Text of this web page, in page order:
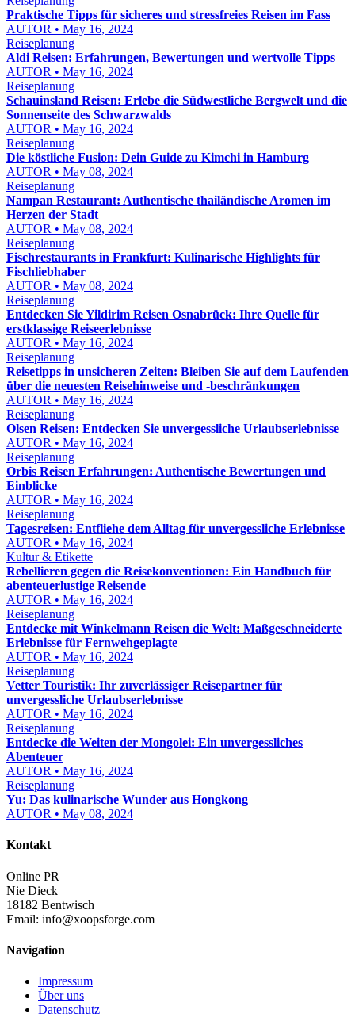
Praktische Tipps für sicheres und stressfreies Reisen im Fass
AUTOR • May 16, 2024
Reiseplanung
Aldi Reisen: Erfahrungen, Bewertungen und wertvolle Tipps
AUTOR • May 16, 2024
Reiseplanung
Schauinsland Reisen: Erlebe die Südwestliche Bergwelt und die
Sonnenseite des Schwarzwalds
AUTOR • May 16, 2024
Reiseplanung
Die köstliche Fusion: Dein Guide zu Kimchi in Hamburg
AUTOR • May 08, 2024
Reiseplanung
Nampan Restaurant: Authentische thailändische Aromen im
Herzen der Stadt
AUTOR • May 08, 2024
Reiseplanung
Fischrestaurants in Frankfurt: Kulinarische Highlights für
Fischliebhaber
AUTOR • May 08, 2024
Reiseplanung
Entdecken Sie Yildirim Reisen Osnabrück: Ihre Quelle für
erstklassige Reiseerlebnisse
AUTOR • May 16, 2024
Reiseplanung
Reisetipps in unsicheren Zeiten: Bleiben Sie auf dem Laufenden
über die neuesten Reisehinweise und -beschränkungen
AUTOR • May 16, 2024
Reiseplanung
Olsen Reisen: Entdecken Sie unvergessliche Urlaubserlebnisse
AUTOR • May 16, 2024
Reiseplanung
Orbis Reisen Erfahrungen: Authentische Bewertungen und
Einblicke
AUTOR • May 16, 2024
Reiseplanung
Tagesreisen: Entfliehe dem Alltag für unvergessliche Erlebnisse
AUTOR • May 16, 2024
Kultur & Etikette
Rebellieren gegen die Reisekonventionen: Ein Handbuch für
abenteuerlustige Reisende
AUTOR • May 16, 2024
Reiseplanung
Entdecke mit Winkelmann Reisen die Welt: Maßgeschneiderte
Erlebnisse für Fernwehgeplagte
AUTOR • May 16, 2024
Reiseplanung
Vetter Touristik: Ihr zuverlässiger Reisepartner für
unvergessliche Urlaubserlebnisse
AUTOR • May 16, 2024
Reiseplanung
Entdecke die Weiten der Mongolei: Ein unvergessliches
Abenteuer
AUTOR • May 16, 2024
Reiseplanung
Yu: Das kulinarische Wunder aus Hongkong
AUTOR • May 08, 2024
Kontakt
Online PR
Nie Dieck
18182 Bentwisch
Email: info@xoopsforge.com
Navigation
Impressum
Über uns
Datenschutz